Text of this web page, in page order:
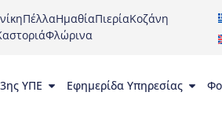
ΠέλλαΗμαθίαΠιερίαΚοζάνη
Φλώρινα
ΥΠΕ Εφημερίδα Υπηρεσίας